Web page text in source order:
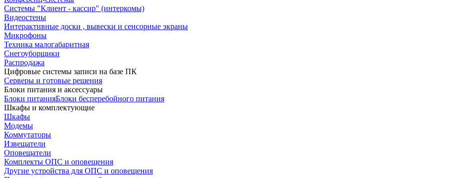
Системы "Клиент - кассир" (интеркомы)
Видеостены
Интерактивные доски , вывески и сенсорные экраны
Микрофоны
Техника малогабаритная
Снегоуборщики
Распродажа
Цифровые системы записи на базе ПК
Серверы и готовые решения
Блоки питания и аксессуары
Блоки питанияБлоки бесперебойного питания
Шкафы и комплектующие
Шкафы
Модемы
Коммутаторы
Извещатели
Оповещатели
Комплекты ОПС и оповещения
Другие устройства для ОПС и оповещения